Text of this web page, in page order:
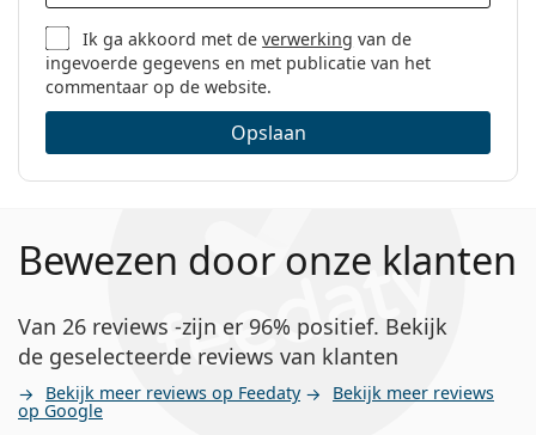
Ik ga akkoord met deverwerking van de
ingevoerde gegevens en met publicatie van het
commentaar op de website.
Opslaan
Bewezen door onze klanten
Van 26 reviews -zijn er 96% positief. Bekijk
de geselecteerde reviews van klanten
Bekijk meer reviews op Feedaty Bekijk meer reviews
op Google